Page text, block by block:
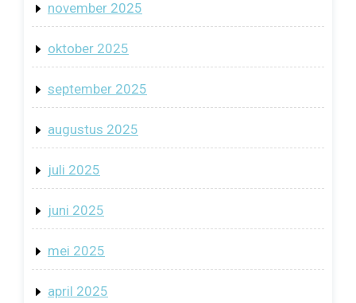
november 2025
oktober 2025
september 2025
augustus 2025
juli 2025
juni 2025
mei 2025
april 2025